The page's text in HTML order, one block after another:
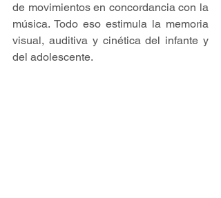
de movimientos en concordancia con la
música. Todo eso estimula la memoria
visual, auditiva y cinética del infante y
del adolescente.